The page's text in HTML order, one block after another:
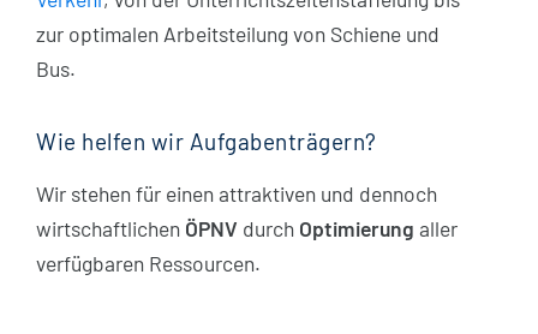
zur optimalen Arbeitsteilung von Schiene und
Bus.
Wie helfen wir Aufgabenträgern?
Wir stehen für einen attraktiven und dennoch
wirtschaftlichen ÖPNV durch Optimierung aller
verfügbaren Ressourcen.